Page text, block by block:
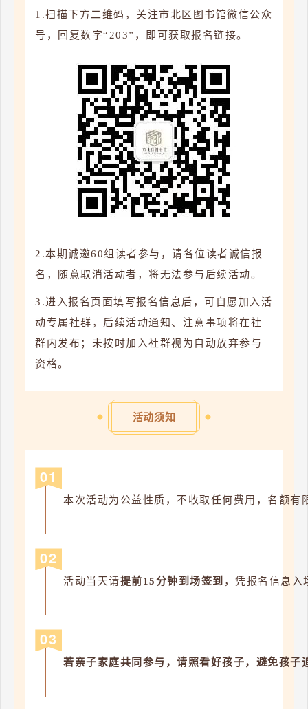
1.扫描下方二维码，关注市北区图书馆微信公众
号，回复数字“203”，即可获取报名链接。
2.本期诚邀60组读者参与，请各位读者诚信报
名，随意取消活动者，将无法参与后续活动。
3.进入报名页面填写报名信息后，可自愿加入活
动专属社群，后续活动通知、注意事项将在社
群内发布；未按时加入社群视为自动放弃参与
资格。
活动须知
01
本次活动为公益性质，不收取任何费用，名额有
02
活动当天请提前15分钟到场签到 ，凭报名信息
03
若亲子家庭共同参与，请照看好孩子，避免孩